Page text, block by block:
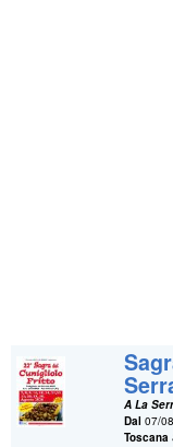
A La
Dal 07/
Toscana